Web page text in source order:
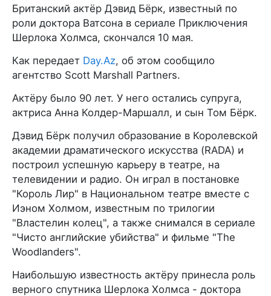
Британский актёр Дэвид Бёрк, известный по
роли доктора Ватсона в сериале Приключения
Шерлока Холмса, скончался 10 мая.
Как передает Day.Az, об этом сообщило
агентство Scott Marshall Partners.
Актёру было 90 лет. У него остались супруга,
актриса Анна Колдер-Маршалл, и сын Том Бёрк.
Дэвид Бёрк получил образование в Королевской
академии драматического искусства (RADA) и
построил успешную карьеру в театре, на
телевидении и радио. Он играл в постановке
"Король Лир" в Национальном театре вместе с
Иэном Холмом, известным по трилогии
"Властелин колец", а также снимался в сериале
"Чисто английские убийства" и фильме "The
Woodlanders".
Наибольшую известность актёру принесла роль
верного спутника Шерлока Холмса - доктора